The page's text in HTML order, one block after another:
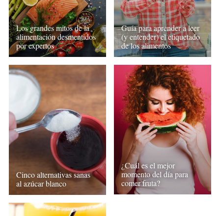
Los grandes mitos de la
alimentación desmentidos
por expertos
Guía para aprender a leer
(y entender) el etiquetado
de los alimentos
Cinco alternativas sanas
al azúcar blanco
¿Cuál es el mejor
momento del día para
comer fruta?